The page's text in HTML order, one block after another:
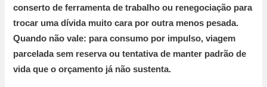
conserto de ferramenta de trabalho ou renegociação para
trocar uma dívida muito cara por outra menos pesada.
Quando não vale: para consumo por impulso, viagem
parcelada sem reserva ou tentativa de manter padrão de
vida que o orçamento já não sustenta.